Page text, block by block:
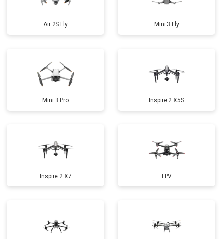
Air 2S Fly Mini 3 Fly
Mini 3 Pro Inspire 2 X5S
Inspire 2 X7 FPV